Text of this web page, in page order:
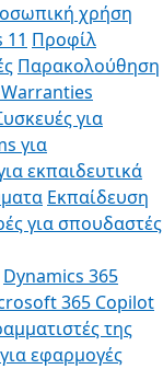
χρήση
Προφίλ
Παρακολούθηση
για
για
εκπαιδευτικά
Εκπαίδευση
για σπουδαστές
Dynamics 365
365 Copilot
της
εφαρμογές